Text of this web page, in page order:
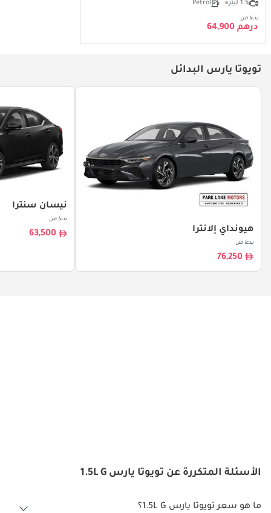
1.5 ليتر Petrol
بدءا من
درهم 64,900
تويوتا يارس البدائل
هيونداي إلانترا
بدءا من
76,250
نيسان سنترا
بدءا من
63,500
الأسئلة المتكررة عن تويوتا يارس 1.5L G
ما هو سعر تويوتا يارس 1.5L G؟